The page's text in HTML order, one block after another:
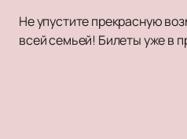
Не упустите прекрасную
всей семьей! Билеты уже в